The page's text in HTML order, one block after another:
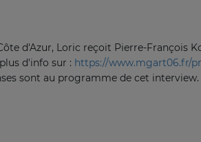
d'Azur, Loric reçoit Pierre-François
d'info sur : https://www.mgart06.fr/
sont au programme de cet interview.